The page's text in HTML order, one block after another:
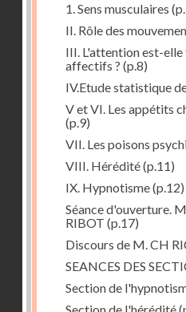
1. Sens musculaires
II. Rôle des
III. L'attention est-
affectifs ? (p.8)
IV.Etude statistique
V et VI. Les appétits
(p.9)
VII. Les poisons
VIII. Hérédité(p.11)
IX. Hypnotisme(p.12)
Séance d'ouverture.
RIBOT (p.17)
Discours de M. CH
SEANCES DES
Section de